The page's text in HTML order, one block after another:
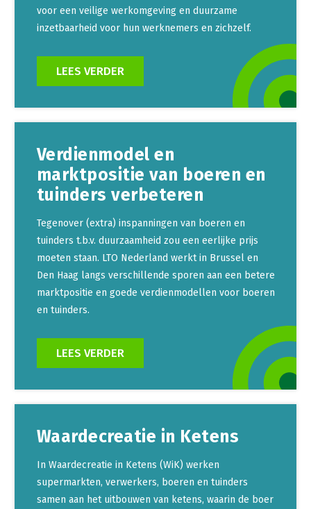
voor een veilige werkomgeving en duurzame
inzetbaarheid voor hun werknemers en zichzelf.
LEES VERDER
Verdienmodel en
marktpositie van boeren en
tuinders verbeteren
Tegenover (extra) inspanningen van boeren en
tuinders t.b.v. duurzaamheid zou een eerlijke prijs
moeten staan. LTO Nederland werkt in Brussel en
Den Haag langs verschillende sporen aan een betere
marktpositie en goede verdienmodellen voor boeren
en tuinders.
LEES VERDER
Waardecreatie in Ketens
In Waardecreatie in Ketens (WiK) werken
supermarkten, verwerkers, boeren en tuinders
samen aan het uitbouwen van ketens, waarin de boer